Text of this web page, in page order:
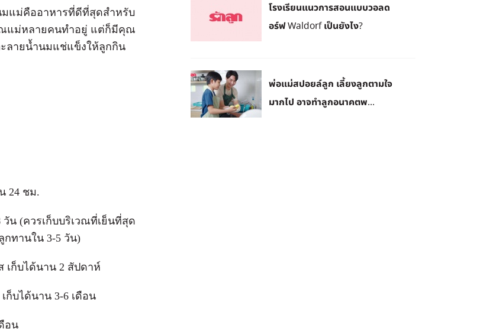
แม่คืออาหารที่ดีที่สุดสำหรับ
ณแม่หลายคนทำอยู่ แต่ก็มีคุณ
ลายน้ำนมแช่แข็งให้ลูกกิน
24 ชม.
น (ควรเก็บบริเวณที่เย็นที่สุด
ทานใน 3-5 วัน)
เก็บได้นาน 2 สัปดาห์
ก็บได้นาน 3-6 เดือน
อน
โรงเรียนแนวการสอนแบบวอลด
อร์ฟ Waldorf เป็นยังไง?
พ่อแม่สปอยล์ลูก เลี้ยงลูกตามใจ
มากไป อาจทำลูกอนาคตพ...